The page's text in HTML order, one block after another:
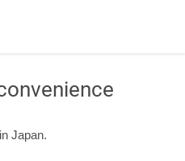
Japan.